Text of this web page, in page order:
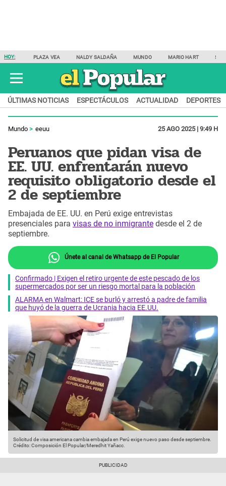
HOY: PLAZA VEA NALDY SALDAÑA MUNDO MARIO HART
ÚLTIMAS NOTICIAS ESPECTÁCULOS ACTUALIDAD DEPORTES
Mundo eeuu 25 AGO 2025 | 9:49 H
Peruanos que pidan visa de
EE. UU. enfrentarán nuevo
requisito obligatorio desde el
2 de septiembre
Embajada de EE. UU. en Perú exige entrevistas
presenciales para visas de no inmigrante desde el 2 de
septiembre.
Únete al canal de Whatsapp de El Popular
Confirmado | Exigen el retiro urgente de este pescado de los
supermercados por ser un riesgo mortal para la población
ALARMA en Walmart: ICE se burló y arrestó a padre de familia
que huyó de la guerra de Ucrania hacia EE.UU.
Solicitud de visa americana cambia embajada en Perú exige nuevo paso desde septiembre.
Crédito: Composición El Popular/Meredhit Yañacc.